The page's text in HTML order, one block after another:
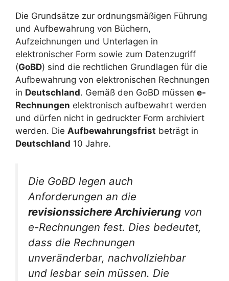
Die Grundsätze zur ordnungsmäßigen Führung
und Aufbewahrung von Büchern,
Aufzeichnungen und Unterlagen in
elektronischer Form sowie zum Datenzugriff
(GoBD) sind die rechtlichen Grundlagen für die
Aufbewahrung von elektronischen Rechnungen
in Deutschland. Gemäß den GoBD müssen e-
Rechnungen elektronisch aufbewahrt werden
und dürfen nicht in gedruckter Form archiviert
werden. Die Aufbewahrungsfrist beträgt in
Deutschland 10 Jahre.
Die GoBD legen auch
Anforderungen an die
revisionssichere Archivierung von
e-Rechnungen fest. Dies bedeutet,
dass die Rechnungen
unveränderbar, nachvollziehbar
und lesbar sein müssen. Die